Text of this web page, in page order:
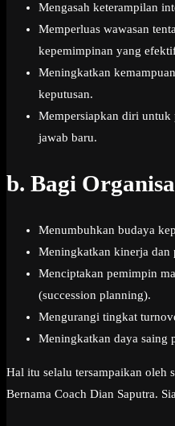
Mengasah keterampilan
Memperluas wawasan
kepemimpinan yang
Meningkatkan
keputusan.
Mempersiapkan diri untuk
jawab baru.
b. Bagi
Menumbuhkan budaya
Meningkatkan kinerja dan
Menciptakan pemimpin
(succession planning).
Mengurangi tingkat
Meningkatkan daya saing
Hal itu selalu tersampaikan oleh
Bernama Coach Dian Saputra.